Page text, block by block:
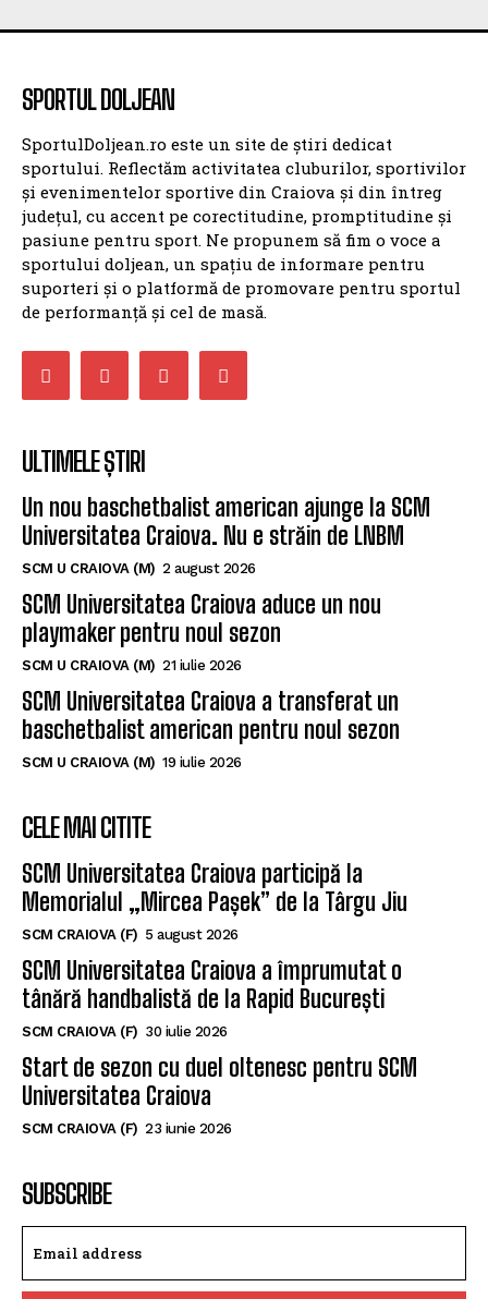
SPORTUL DOLJEAN
SportulDoljean.ro este un site de știri dedicat
sportului. Reflectăm activitatea cluburilor, sportivilor
și evenimentelor sportive din Craiova și din întreg
județul, cu accent pe corectitudine, promptitudine și
pasiune pentru sport. Ne propunem să fim o voce a
sportului doljean, un spațiu de informare pentru
suporteri și o platformă de promovare pentru sportul
de performanță și cel de masă.
ULTIMELE ȘTIRI
Un nou baschetbalist american ajunge la SCM
Universitatea Craiova. Nu e străin de LNBM
SCM U CRAIOVA (M) 2 august 2026
SCM Universitatea Craiova aduce un nou
playmaker pentru noul sezon
SCM U CRAIOVA (M) 21 iulie 2026
SCM Universitatea Craiova a transferat un
baschetbalist american pentru noul sezon
SCM U CRAIOVA (M) 19 iulie 2026
CELE MAI CITITE
SCM Universitatea Craiova participă la
Memorialul „Mircea Pașek” de la Târgu Jiu
SCM CRAIOVA (F) 5 august 2026
SCM Universitatea Craiova a împrumutat o
tânără handbalistă de la Rapid București
SCM CRAIOVA (F) 30 iulie 2026
Start de sezon cu duel oltenesc pentru SCM
Universitatea Craiova
SCM CRAIOVA (F) 23 iunie 2026
SUBSCRIBE